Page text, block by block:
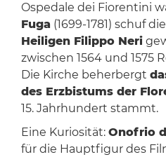
Ospedale dei Fiorentini
Fuga (1699-1781) schuf
Heiligen Filippo Neri
zwischen 1564 und 1575
Die Kirche beherbergt
des Erzbistums der
15. Jahrhundert stammt.
Eine Kuriosität: Onofrio
für die Hauptfigur des